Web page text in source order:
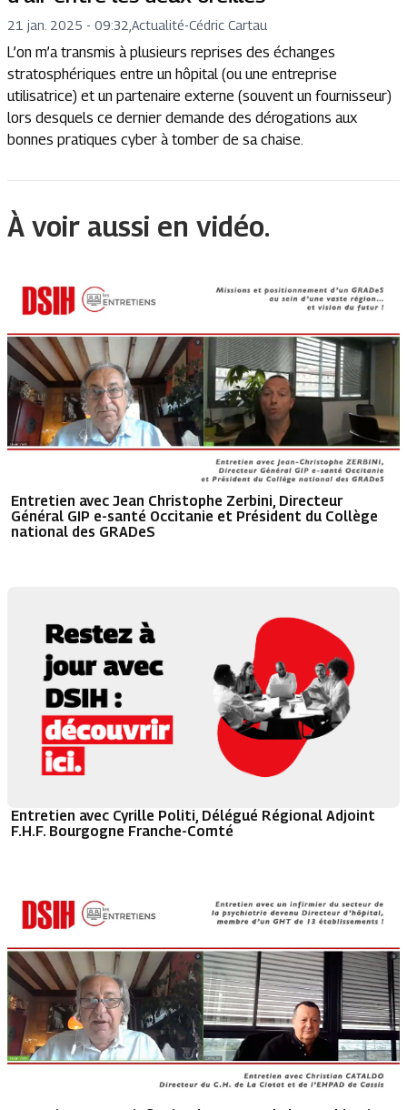
21 jan. 2025 - 09:32 Actualité-Cédric Cartau
L’on m’a transmis à plusieurs reprises des échanges
stratosphériques entre un hôpital (ou une entreprise
utilisatrice) et un partenaire externe (souvent un fournisseur)
lors desquels ce dernier demande des dérogations aux
bonnes pratiques cyber à tomber de sa chaise.
À voir aussi en vidéo.
Entretien avec Jean Christophe Zerbini, Directeur
Général GIP e-santé Occitanie et Président du Collège
national des GRADeS
Entretien avec Cyrille Politi, Délégué Régional Adjoint
F.H.F. Bourgogne Franche-Comté